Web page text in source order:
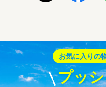
お気に入りの
プッ